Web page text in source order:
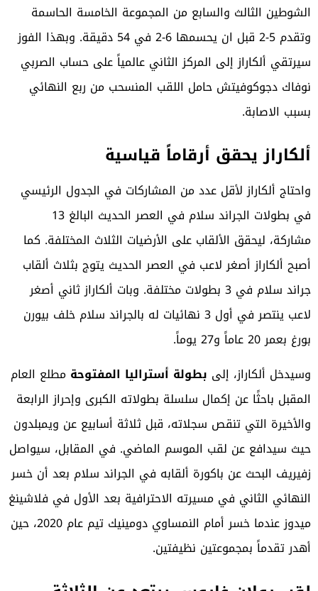
الشوطين الثالث والسابع من المجموعة الخامسة الحاسمة
وتقدم 5-2 قبل ان يحسمها 6-2 في 54 دقيقة. وبهذا الفوز
سيرتقي ألكاراز إلى المركز الثاني عالمياً على حساب الصربي
نوفاك دجوكوفيتش حامل اللقب المنسحب من ربع النهائي
بسبب الاصابة.
ألكاراز يحقق أرقاماً قياسية
واحتاج ألكاراز لأقل عدد من المشاركات في الجدول الرئيسي
في بطولات الجراند سلام في العصر الحديث البالغ 13
مشاركة، ليحقق الألقاب على الأرضيات الثلاث المختلفة. كما
أصبح ألكاراز أصغر لاعب في العصر الحديث يتوج بثلاث ألقاب
جراند سلام في 3 بطولات مختلفة. وبات ألكاراز ثاني أصغر
لاعب ينتصر في أول 3 نهائيات له بالجراند سلام خلف بيورن
بورغ بعمر 20 عاماً و27 يوماً.
وسيدخل ألكاراز، إلى بطولة أستراليا المفتوحة مطلع العام
المقبل باحثًا عن إكمال سلسلة بطولاته الكبرى وإحراز الرابعة
والأخيرة التي تنقص سجلاته، قبل ثلاثة أسابيع عن ويمبلدون
حيث سيدافع عن لقب الموسم الماضي. في المقابل، سيواصل
زفيريف البحث عن باكورة ألقابه في الجراند سلام بعد أن خسر
النهائي الثاني في مسيرته الاحترافية بعد الأول في فلاشينغ
ميدوز عندما خسر أمام النمساوي دومينيك تيم عام 2020، حين
أهدر تقدماً بمجموعتين نظيفتين.